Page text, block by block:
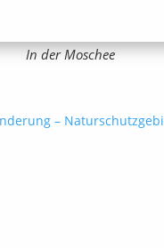
In der Moschee